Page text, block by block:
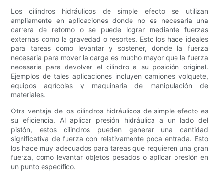
Los cilindros hidráulicos de simple efecto se utilizan
ampliamente en aplicaciones donde no es necesaria una
carrera de retorno o se puede lograr mediante fuerzas
externas como la gravedad o resortes. Esto los hace ideales
para tareas como levantar y sostener, donde la fuerza
necesaria para mover la carga es mucho mayor que la fuerza
necesaria para devolver el cilindro a su posición original.
Ejemplos de tales aplicaciones incluyen camiones volquete,
equipos agrícolas y maquinaria de manipulación de
materiales.
Otra ventaja de los cilindros hidráulicos de simple efecto es
su eficiencia. Al aplicar presión hidráulica a un lado del
pistón, estos cilindros pueden generar una cantidad
significativa de fuerza con relativamente poca entrada. Esto
los hace muy adecuados para tareas que requieren una gran
fuerza, como levantar objetos pesados ​​o aplicar presión en
un punto específico.